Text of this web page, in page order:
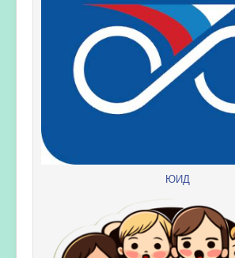
ЮИД